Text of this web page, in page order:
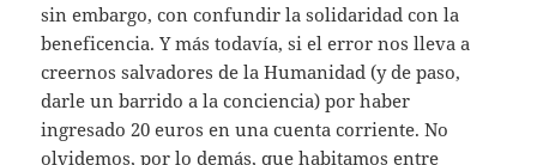
sin embargo, con confundir la solidaridad con la
beneficencia. Y más todavía, si el error nos lleva a
creernos salvadores de la Humanidad (y de paso,
darle un barrido a la conciencia) por haber
ingresado 20 euros en una cuenta corriente. No
olvidemos, por lo demás, que habitamos entre